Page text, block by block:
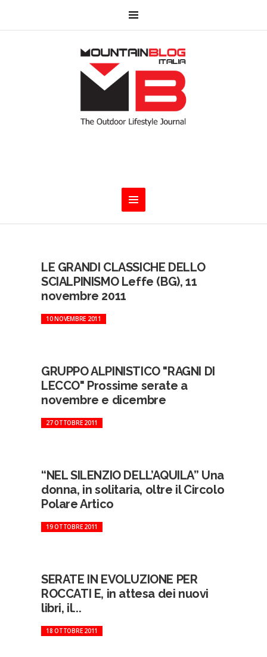
LE GRANDI CLASSICHE DELLO
SCIALPINISMO Leffe (BG), 11
novembre 2011
10 NOVEMBRE 2011
GRUPPO ALPINISTICO "RAGNI DI
LECCO" Prossime serate a
novembre e dicembre
27 OTTOBRE 2011
“NEL SILENZIO DELL’AQUILA” Una
donna, in solitaria, oltre il Circolo
Polare Artico
19 OTTOBRE 2011
SERATE IN EVOLUZIONE PER
ROCCATI E, in attesa dei nuovi
libri, il...
18 OTTOBRE 2011